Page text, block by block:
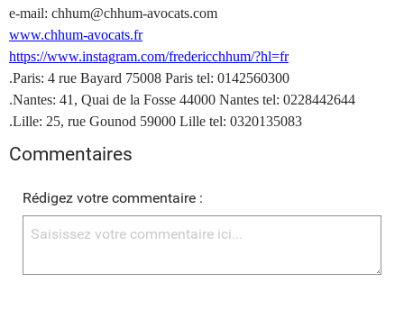
e-mail: chhum@chhum-avocats.com
www.chhum-avocats.fr
https://www.instagram.com/fredericchhum/?hl=fr
.Paris: 4 rue Bayard 75008 Paris tel: 0142560300
.Nantes: 41, Quai de la Fosse 44000 Nantes tel: 0228442644
.Lille: 25, rue Gounod 59000 Lille tel: 0320135083
Commentaires
Rédigez votre commentaire :